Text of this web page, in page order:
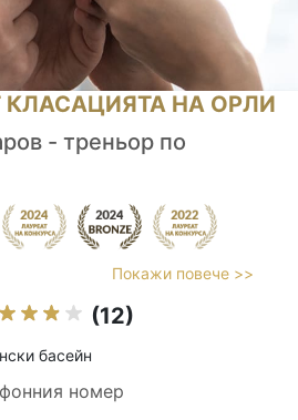
КЛАСАЦИЯТА НА ОРЛИ
- треньор по
Покажи повече >>
(12)
басейн
номер